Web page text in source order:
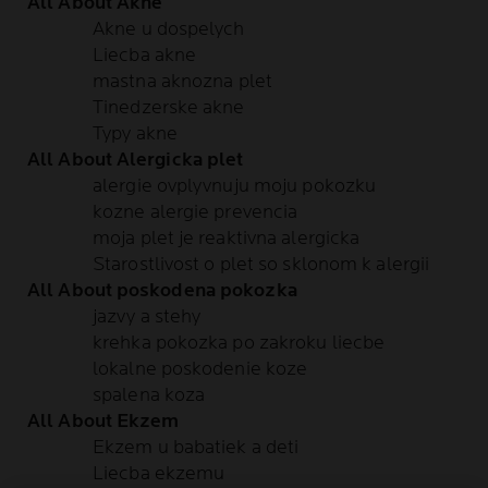
Akne u dospelych
Liecba akne
mastna aknozna plet
Tinedzerske akne
Typy akne
All About Alergicka plet
alergie ovplyvnuju moju pokozku
kozne alergie prevencia
moja plet je reaktivna alergicka
Starostlivost o plet so sklonom k alergii
All About poskodena pokozka
jazvy a stehy
krehka pokozka po zakroku liecbe
lokalne poskodenie koze
spalena koza
All About Ekzem
Ekzem u babatiek a deti
Liecba ekzemu